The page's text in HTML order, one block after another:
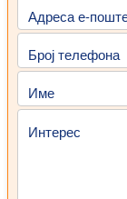
Адреса е-
Број телефона
Име
Интерес